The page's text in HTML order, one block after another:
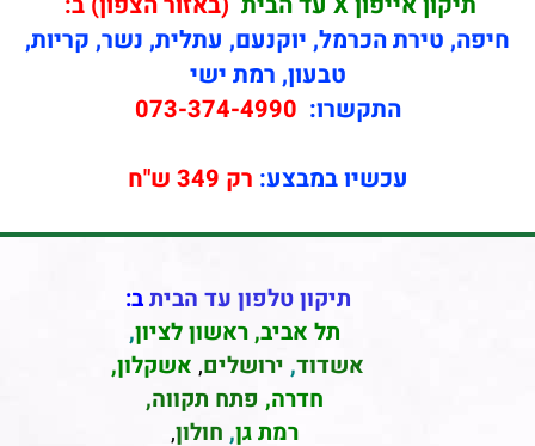
חיפה, טירת הכרמל, יוקנעם, עתלית, נשר, קריות,
טבעון, רמת ישי
התקשרו: 073-374-4990
עכשיו במבצע: רק 349 ש"ח
תיקון טלפון עד הביתב:
תל אביב, ראשון לציון,
אשדוד, ירושלים, אשקלון,
חדרה, פתח תקווה,
רמת גן, חולון,